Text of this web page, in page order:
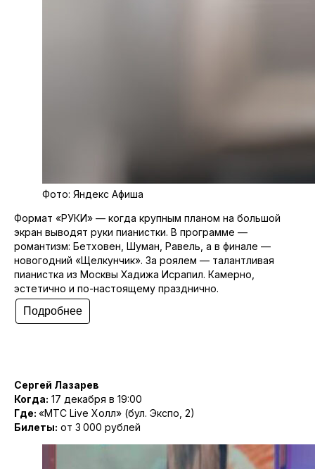
Фото: Яндекс Афиша
Формат «РУКИ» — когда крупным планом на большой
экран выводят руки пианистки. В программе —
романтизм: Бетховен, Шуман, Равель, а в финале —
новогодний «Щелкунчик». За роялем — талантливая
пианистка из Москвы Хадижа Исрапил. Камерно,
эстетично и по-настоящему празднично.
Подробнее
Сергей Лазарев
Когда: 17 декабря в 19:00
Где: «МТС Live Холл» (бул. Экспо, 2)
Билеты: от 3 000 рублей